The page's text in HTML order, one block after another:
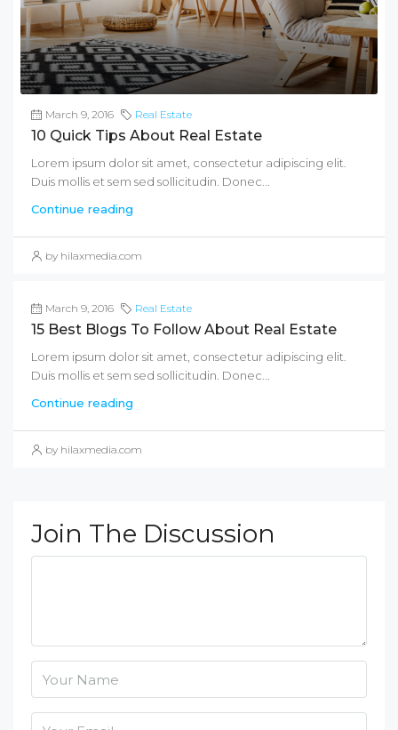
March 9, 2016 Real Estate
10 Quick Tips About Real Estate
Lorem ipsum dolor sit amet, consectetur adipiscing elit.
Duis mollis et sem sed sollicitudin. Donec...
Continue reading
by hilaxmedia.com
March 9, 2016 Real Estate
15 Best Blogs To Follow About Real Estate
Lorem ipsum dolor sit amet, consectetur adipiscing elit.
Duis mollis et sem sed sollicitudin. Donec...
Continue reading
by hilaxmedia.com
Join The Discussion